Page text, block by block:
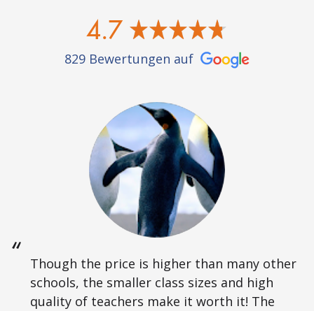
4.7
829 Bewertungen auf
Though the price is higher than many other
schools, the smaller class sizes and high
quality of teachers make it worth it! The